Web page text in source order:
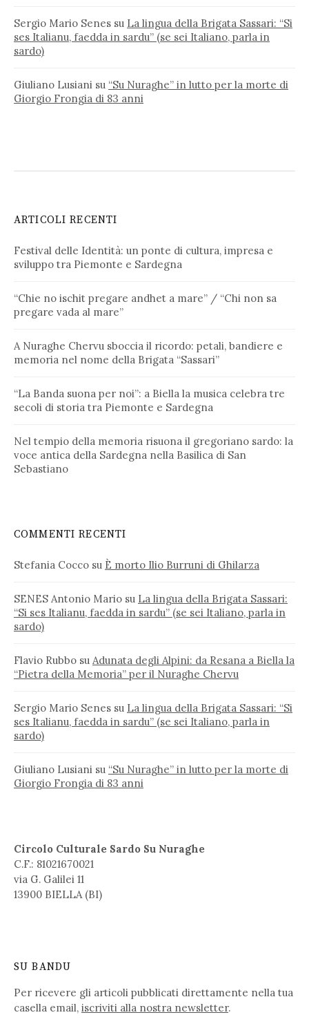
Sergio Mario Senes su La lingua della Brigata Sassari: “Si
ses Italianu, faedda in sardu” (se sei Italiano, parla in
sardo)
Giuliano Lusiani su “Su Nuraghe” in lutto per la morte di
Giorgio Frongia di 83 anni
ARTICOLI RECENTI
Festival delle Identità: un ponte di cultura, impresa e
sviluppo tra Piemonte e Sardegna
“Chie no ischit pregare andhet a mare” / “Chi non sa
pregare vada al mare”
A Nuraghe Chervu sboccia il ricordo: petali, bandiere e
memoria nel nome della Brigata “Sassari”
“La Banda suona per noi”: a Biella la musica celebra tre
secoli di storia tra Piemonte e Sardegna
Nel tempio della memoria risuona il gregoriano sardo: la
voce antica della Sardegna nella Basilica di San
Sebastiano
COMMENTI RECENTI
Stefania Cocco su È morto Ilio Burruni di Ghilarza
SENES Antonio Mario su La lingua della Brigata Sassari:
“Si ses Italianu, faedda in sardu” (se sei Italiano, parla in
sardo)
Flavio Rubbo su Adunata degli Alpini: da Resana a Biella la
“Pietra della Memoria” per il Nuraghe Chervu
Sergio Mario Senes su La lingua della Brigata Sassari: “Si
ses Italianu, faedda in sardu” (se sei Italiano, parla in
sardo)
Giuliano Lusiani su “Su Nuraghe” in lutto per la morte di
Giorgio Frongia di 83 anni
Circolo Culturale Sardo Su Nuraghe
C.F.: 81021670021
via G. Galilei 11
13900 BIELLA (BI)
SU BANDU
Per ricevere gli articoli pubblicati direttamente nella tua
casella email, iscriviti alla nostra newsletter.